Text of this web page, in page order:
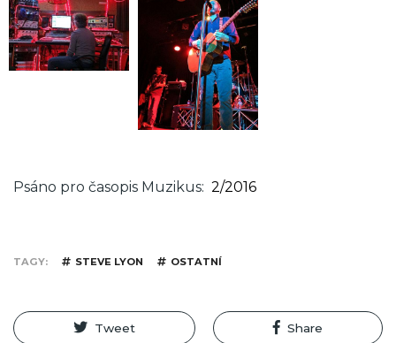
Psáno pro časopis Muzikus 2/2016
TAGY STEVE LYON OSTATNÍ
Tweet Share